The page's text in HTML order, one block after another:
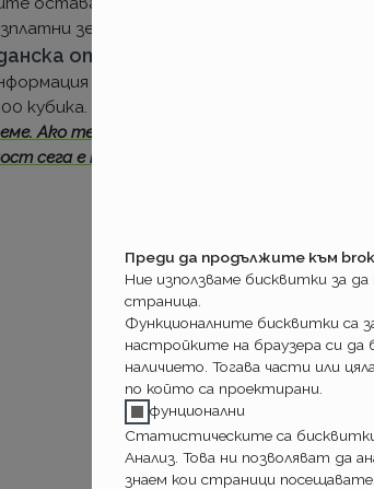
зелени карти остават.
отговорност в ОЗК
до сега какво ново да чакате за
кубика. При липса на такава- от утре
Ако тези застрахователи са вашата
сега е моментът
Преди да продължите към
Ние използваме бисквитки за
страница.
Функционалните бисквитки са
настройките на браузера си да
наличието. Тогава части или
по който са проектирани.
фунционални
Статистическите са
Анализ. Това ни позволяват да
знаем кои страници